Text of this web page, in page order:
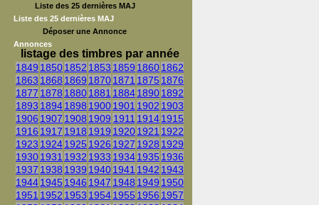
Liste des 25 dernières MAJ
Liste des 25 dernières MAJ
Déposer une Annonce
Annonces
listage des timbres par année
1849 18501852 1853 1859 18601862
1863 1868 1869 18701871 1875 1876
1877 1878 18801881 188418901892
1893 18941898 19001901 1902 1903
1906 1907 1908 1909 1911 19141915
1916 1917 1918 1919 19201921 1922
1923 19241925 1926 1927 1928 1929
19301931 1932 1933 19341935 1936
1937 1938 1939 19401941 1942 1943
19441945 1946 1947 1948 1949 1950
1951 1952 1953 19541955 1956 1957